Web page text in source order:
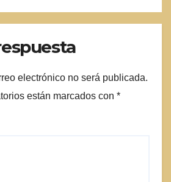
electrónico no será publicada.
están marcados con *